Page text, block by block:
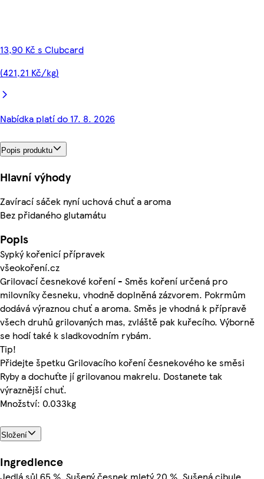
13,90 Kč s Clubcard
(421,21 Kč/kg)
Nabídka platí do 17. 8. 2026
Popis produktu
Hlavní výhody
Zavírací sáček nyní uchová chuť a aroma
Bez přidaného glutamátu
Popis
Sypký kořenicí přípravek
všeokoření.cz
Grilovací česnekové koření - Směs koření určená pro
milovníky česneku, vhodně doplněná zázvorem. Pokrmům
dodává výraznou chuť a aroma. Směs je vhodná k přípravě
všech druhů grilovaných mas, zvláště pak kuřecího. Výborně
se hodí také k sladkovodním rybám.
Tip!
Přidejte špetku Grilovacího koření česnekového ke směsi
Ryby a dochuťte jí grilovanou makrelu. Dostanete tak
výraznější chuť.
Množství: 0.033kg
Složení
Ingredience
Jedlá sůl 65 %, Sušený česnek mletý 20 %, Sušená cibule